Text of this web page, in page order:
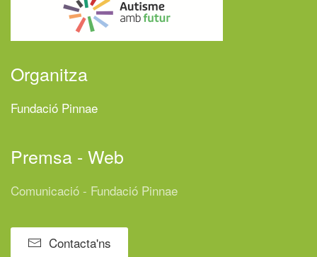
Organitza
Fundació Pinnae
Premsa - Web
Comunicació - Fundació Pinnae
Contacta'ns